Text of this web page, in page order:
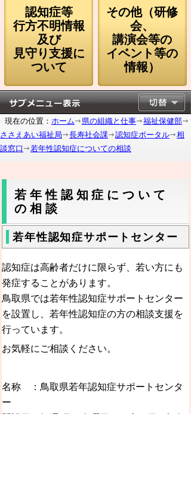
認知症等
行方不明情報
及び
見守り支援に
ついて
その他（研修
会、
講演会等の
イベント等の
情報）
現在の位置： ホーム 県の組織と仕事
福祉保健部
ささえあい福祉局
長寿社会課 認知症ポータル
相
談窓口
若年性認知症についての相談
若年性認知症について
の相談
若年性認知症サポートセンター
認知症は高齢者だけに限らず、若い方にも
発症することがあります。
鳥取県では若年性認知症サポートセンター
を設置し、若年性認知症の方の相談支援を
行っています。
お気軽にご相談ください。
名称 ：鳥取県若年認知症サポートセンタ
ー